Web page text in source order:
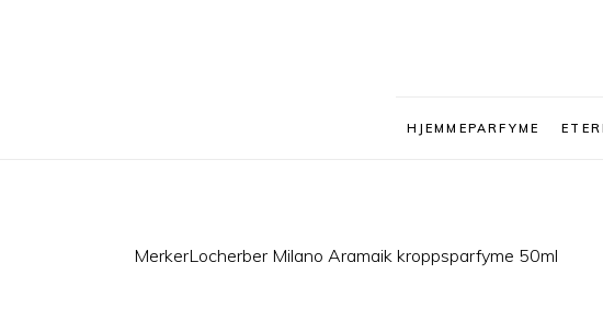
HJEMMEPARFYME
MerkerLocherber Milano Aramaik kroppsparfyme 50ml